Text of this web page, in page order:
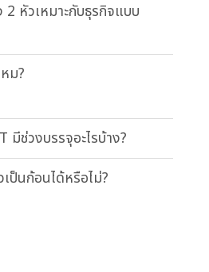
2 หัวเหมาะกับธุรกิจแบบ
ม?
มีช่วงบรรจุอะไรบ้าง?
ป็นก้อนได้หรือไม่?